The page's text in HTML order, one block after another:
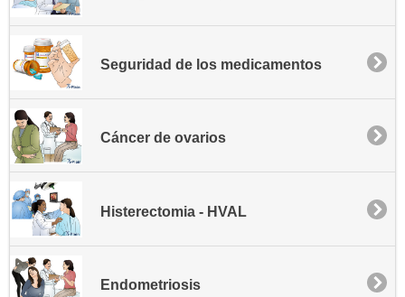
Seguridad de los medicamentos
Cáncer de ovarios
Histerectomia - HVAL
Endometriosis